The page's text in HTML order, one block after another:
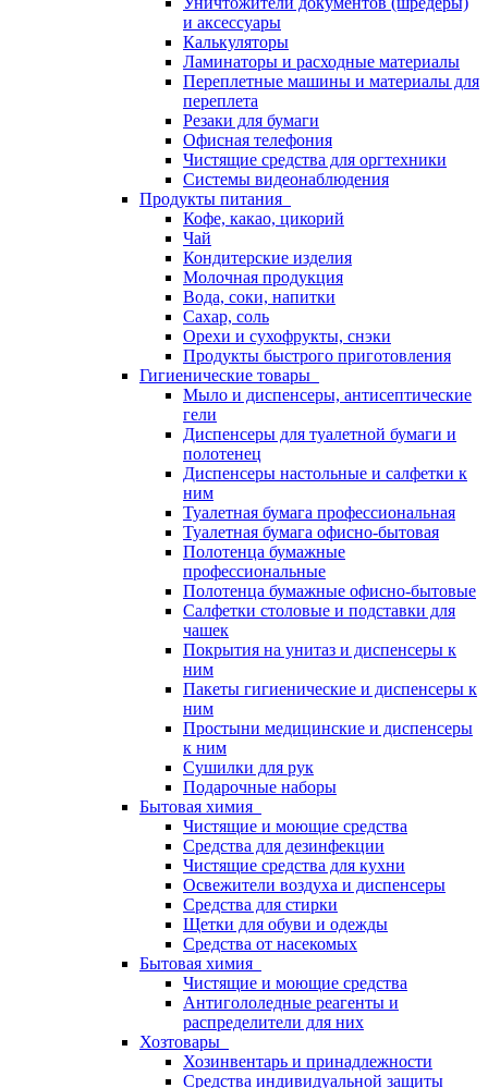
и аксессуары
Калькуляторы
Ламинаторы и расходные материалы
Переплетные машины и материалы для
переплета
Резаки для бумаги
Офисная телефония
Чистящие средства для оргтехники
Системы видеонаблюдения
Продукты питания
Кофе, какао, цикорий
Чай
Кондитерские изделия
Молочная продукция
Вода, соки, напитки
Сахар, соль
Орехи и сухофрукты, снэки
Продукты быстрого приготовления
Гигиенические товары
Мыло и диспенсеры, антисептические
гели
Диспенсеры для туалетной бумаги и
полотенец
Диспенсеры настольные и салфетки к
ним
Туалетная бумага профессиональная
Туалетная бумага офисно-бытовая
Полотенца бумажные
профессиональные
Полотенца бумажные офисно-бытовые
Салфетки столовые и подставки для
чашек
Покрытия на унитаз и диспенсеры к
ним
Пакеты гигиенические и диспенсеры к
ним
Простыни медицинские и диспенсеры
к ним
Сушилки для рук
Подарочные наборы
Бытовая химия
Чистящие и моющие средства
Средства для дезинфекции
Чистящие средства для кухни
Освежители воздуха и диспенсеры
Средства для стирки
Щетки для обуви и одежды
Средства от насекомых
Бытовая химия
Чистящие и моющие средства
Антигололедные реагенты и
распределители для них
Хозтовары
Хозинвентарь и принадлежности
Средства индивидуальной защиты